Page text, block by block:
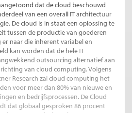
dat de cloud beschouwd
van een overall IT architectuur
De cloud is in staat een oplossing te
tussen de productie van goederen
naar die inherent variabel en
kan worden dat de hele IT
outsourcing alternatief aan
van cloud computing. Volgens
Research zal cloud computing het
voor meer dan 80% van nieuwe en
en bedrijfsprocessen. De Cloud
dat globaal gesproken 86 procent